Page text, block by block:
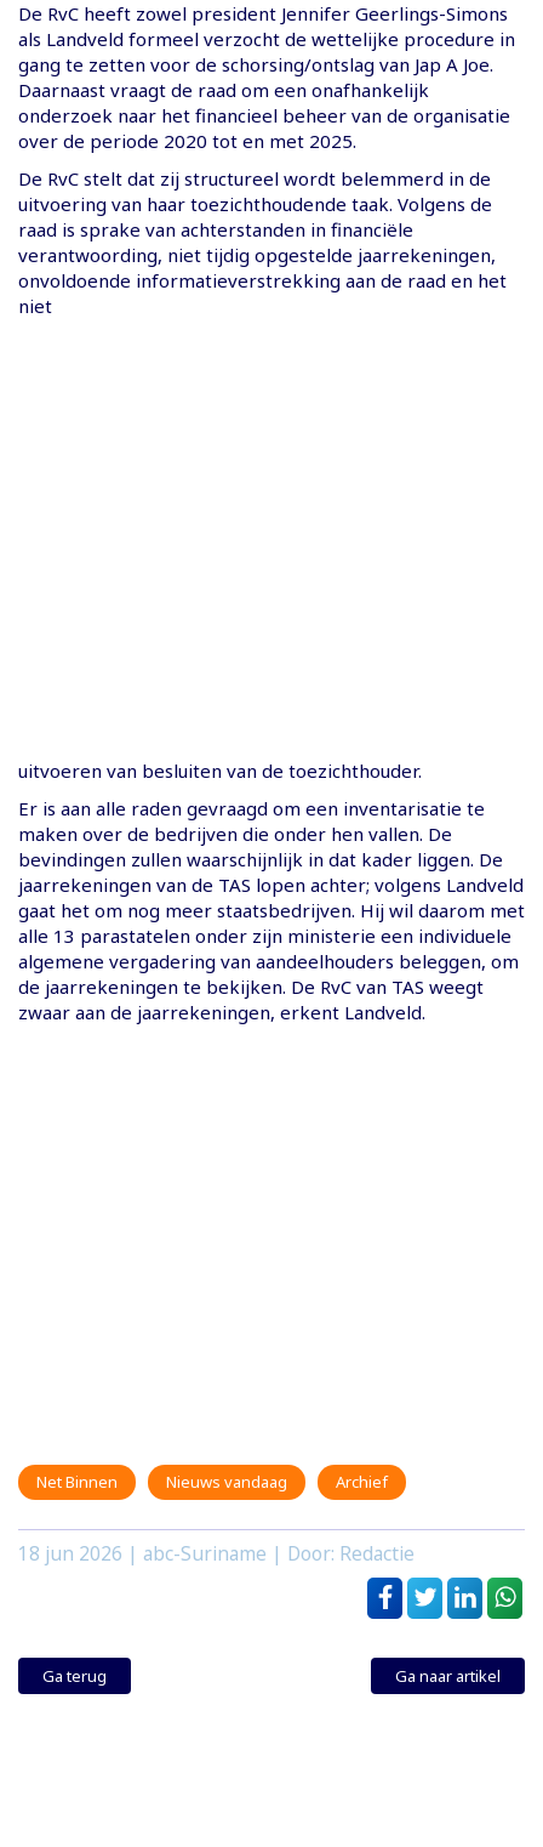
De RvC heeft zowel president Jennifer Geerlings-Simons
als Landveld formeel verzocht de wettelijke procedure in
gang te zetten voor de schorsing/ontslag van Jap A Joe.
Daarnaast vraagt de raad om een onafhankelijk
onderzoek naar het financieel beheer van de organisatie
over de periode 2020 tot en met 2025.
De RvC stelt dat zij structureel wordt belemmerd in de
uitvoering van haar toezichthoudende taak. Volgens de
raad is sprake van achterstanden in financiële
verantwoording, niet tijdig opgestelde jaarrekeningen,
onvoldoende informatieverstrekking aan de raad en het
niet
uitvoeren van besluiten van de toezichthouder.
Er is aan alle raden gevraagd om een inventarisatie te
maken over de bedrijven die onder hen vallen. De
bevindingen zullen waarschijnlijk in dat kader liggen. De
jaarrekeningen van de TAS lopen achter; volgens Landveld
gaat het om nog meer staatsbedrijven. Hij wil daarom met
alle 13 parastatelen onder zijn ministerie een individuele
algemene vergadering van aandeelhouders beleggen, om
de jaarrekeningen te bekijken. De RvC van TAS weegt
zwaar aan de jaarrekeningen, erkent Landveld.
Net Binnen Nieuws vandaag Archief
18 jun 2026 | abc-Suriname | Door: Redactie
Ga terug Ga naar artikel